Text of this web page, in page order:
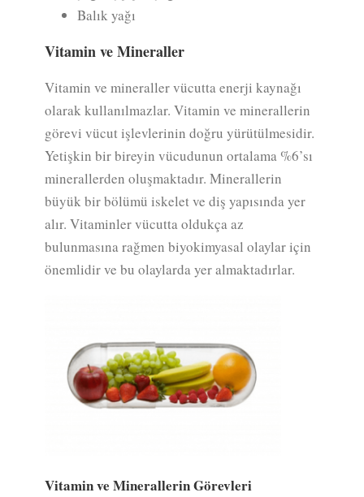
Balık yağı
Vitamin ve Mineraller
Vitamin ve mineraller vücutta enerji kaynağı
olarak kullanılmazlar. Vitamin ve minerallerin
görevi vücut işlevlerinin doğru yürütülmesidir.
Yetişkin bir bireyin vücudunun ortalama %6’sı
minerallerden oluşmaktadır. Minerallerin
büyük bir bölümü iskelet ve diş yapısında yer
alır. Vitaminler vücutta oldukça az
bulunmasına rağmen biyokimyasal olaylar için
önemlidir ve bu olaylarda yer almaktadırlar.
Vitamin ve Minerallerin Görevleri